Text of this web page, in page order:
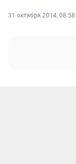
31 октября 2014, 08:58